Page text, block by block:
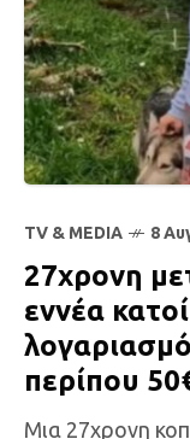
TV & MEDIA 8
27χρονη
εννέα
περίπου
Μια 27χρονη